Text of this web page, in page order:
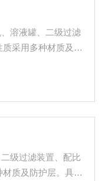
采用多种材质及防
质及防护层。具有